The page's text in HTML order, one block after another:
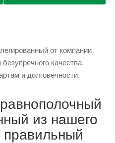
от компании
качества,
и долговечности.
из нашего
правильный